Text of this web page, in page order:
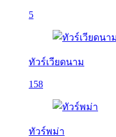
5
ทัวร์เวียดนาม
158
ทัวร์พม่า